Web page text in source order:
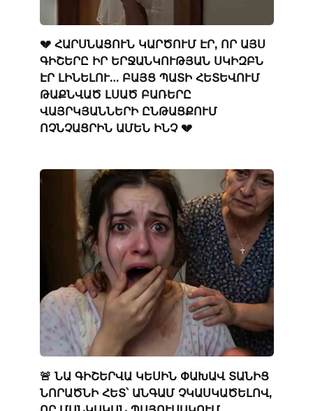
💔 ՀԱՐՍՆԱՑՈՒՆ ԿԱՐԾՈՒՄ ԷՐ, ՈՐ ԱՅՍ
ԳԻՇԵՐԸ ԻՐ ԵՐՋԱՆԿՈՒԹՅԱՆ ՍԿԻԶԲՆ
ԷՐ ԼԻՆԵԼՈՒ… ԲԱՅՑ ՊԱՏԻ ՀԵՏԵՎՈՒՄ
ԹԱՔՆՎԱԾ ԼՍԱԾ ԲԱՌԵՐԸ
ՎԱՅՐԿՅԱՆՆԵՐԻ ԸՆԹԱՑՔՈՒՄ
ՈՉՆՉԱՑՐԻՆ ԱՄԵՆ ԻՆՉ 💔
🚨 ՆԱ ԳԻՇԵՐՎԱ ԿԵՍԻՆ ՓԱԽԱՎ ՏԱՆԻՑ
ՆՈՐԱԾՆԻ ՀԵՏ՝ ԱՆԳԱՄ ՉԿԱՍԿԱԾԵԼՈՎ,